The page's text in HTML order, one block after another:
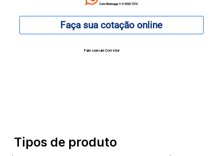
Cote Whatsapp 11 9.9553-7374
Fale com um Corretor
Faça sua cotação online
Tipos de produto